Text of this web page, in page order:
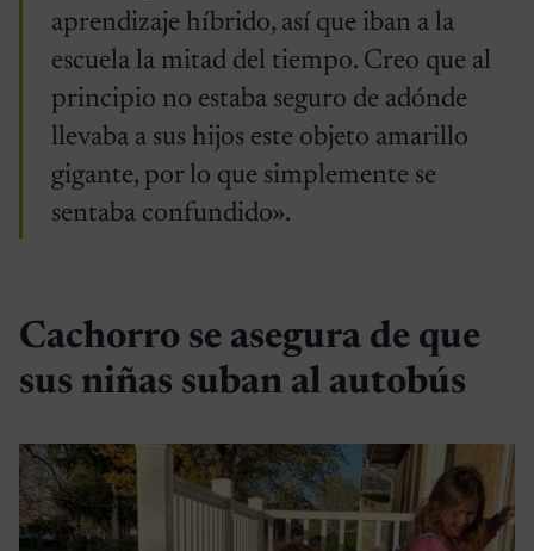
aprendizaje híbrido, así que iban a la
escuela la mitad del tiempo. Creo que al
principio no estaba seguro de adónde
llevaba a sus hijos este objeto amarillo
gigante, por lo que simplemente se
sentaba confundido».
Cachorro se asegura de que
sus niñas suban al autobús